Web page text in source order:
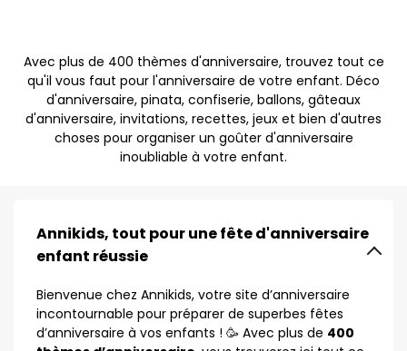
Avec plus de 400 thèmes d'anniversaire, trouvez tout ce
qu'il vous faut pour l'anniversaire de votre enfant. Déco
d'anniversaire, pinata, confiserie, ballons, gâteaux
d'anniversaire, invitations, recettes, jeux et bien d'autres
choses pour organiser un goûter d'anniversaire
inoubliable à votre enfant.
Annikids, tout pour une fête d'anniversaire
enfant réussie
Bienvenue chez Annikids, votre site d’anniversaire
incontournable pour préparer de superbes fêtes
d’anniversaire à vos enfants ! 🥳 Avec plus de 400